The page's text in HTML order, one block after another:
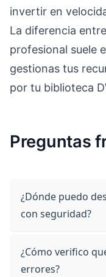
invertir en
La diferencia
profesional suele
gestionas tus
por tu biblioteca
Preguntas
¿Dónde puedo
con seguridad?
¿Cómo verifico
errores?